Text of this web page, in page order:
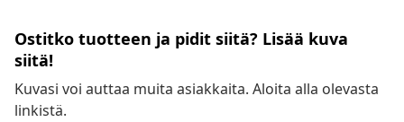
Ostitko tuotteen ja pidit siitä? Lisää kuva
siitä!
Kuvasi voi auttaa muita asiakkaita. Aloita alla olevasta
linkistä.